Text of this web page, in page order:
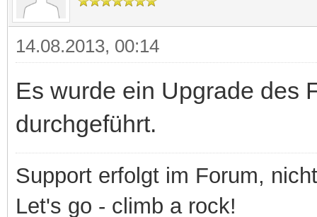
14.08.2013, 00:14
Es wurde ein Upgrade des
durchgeführt.
Support erfolgt im Forum,
Let's go - climb a rock!